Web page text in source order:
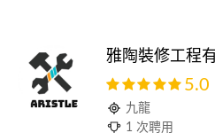
雅陶裝修工程
5.0
九龍
1 次聘用